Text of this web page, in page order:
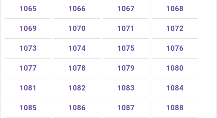
1065 1066 1067 1068
1069 1070 1071 1072
1073 1074 1075 1076
1077 1078 1079 1080
1081 1082 1083 1084
1085 1086 1087 1088